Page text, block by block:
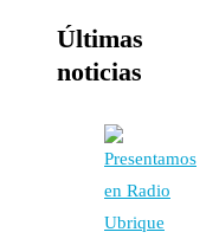
Últimas
noticias